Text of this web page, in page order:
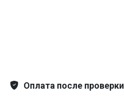
Оплата после проверки